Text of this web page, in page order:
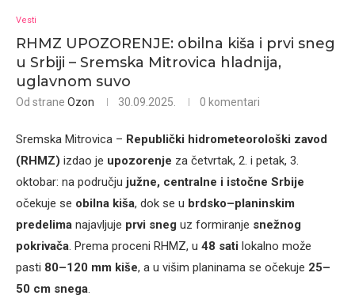
Vesti
RHMZ UPOZORENJE: obilna kiša i prvi sneg
u Srbiji – Sremska Mitrovica hladnija,
uglavnom suvo
Od strane Ozon 30.09.2025. 0 komentari
Sremska Mitrovica – Republički hidrometeorološki zavod
(RHMZ) izdao je upozorenje za četvrtak, 2. i petak, 3.
oktobar: na području južne, centralne i istočne Srbije
očekuje se obilna kiša, dok se u brdsko–planinskim
predelima najavljuje prvi sneg uz formiranje snežnog
pokrivača. Prema proceni RHMZ, u 48 sati lokalno može
pasti 80–120 mm kiše, a u višim planinama se očekuje 25–
50 cm snega.